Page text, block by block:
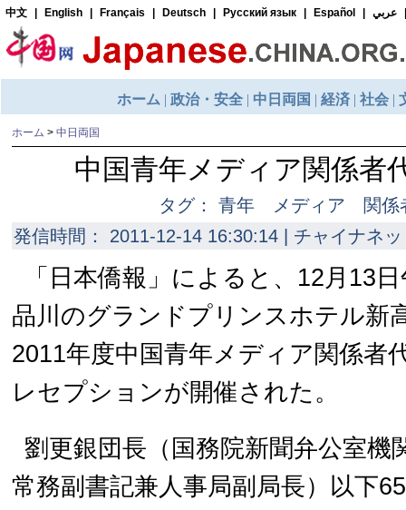
ホーム > 中日両国
中国青年メディア関係者
タグ： 青年 メディア 関
発信時間： 2011-12-14 16:30:14 | チャイナネ
「日本僑報」によると、12月13
品川のグランドプリンスホテル新
2011年度中国青年メディア関係者
レセプションが開催された。
劉更銀団長（国務院新聞弁公室機
常務副書記兼人事局副局長）以下